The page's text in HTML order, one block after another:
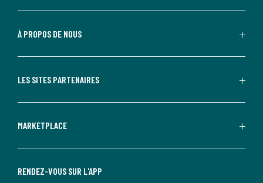
À PROPOS DE NOUS
LES SITES PARTENAIRES
MARKETPLACE
RENDEZ-VOUS SUR L'APP